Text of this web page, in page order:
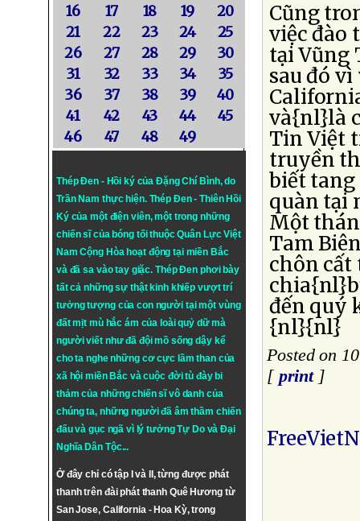
16
17 18 19
20
21
22 23 24
25
26
27 28 29
30
31
32 33 34
35
36
37 38 39
40
41
42 43 44
45
46
47 48 49
Thép Đen - Hồi ký của Đặng Chí Bình, do
Trần Nam thực hiện. Thép Đen- Thiên Hồi
Ký của một điện viên, một trong những
chiến sĩ của bóng tối thuộc Quân Lực Việt
Nam Cộng Hòa hoạt động tại miền Bắc
và đã sa vào tay giặc. Thép Đen phơi bày
tất cả những sự thật kinh khiếp vượt trí
tưởng tượng của con người tại một vùng
đất mịt mù hắc ám của loài quỷ dữ mà
người viết như đã đội mồ sống dậy kể
cho ta nghe những cơ cực lầm than của
xã hội miền Bắc và cuộc đời tù đày bi
thảm của những chiến sĩ vô danh của
chúng ta, những người đã âm thầm chiến
đấu và gục ngã vì lý tưởngTự DovàĐại
Nghĩa Dân Tộc...
Ở đây chỉ có tập I và II, từng được phát
thanh trên đài phát thanh Quê Hương từ
San Jose, California - Hoa Kỳ, trong
Cũng
việc đào
tại Vũng
sau đó
và{nl}là
Tin Việt
truyền
biết tang
quàn tại
Một
Tam
chôn cất
đến quý
{nl}{nl}
Posted on
[ print]